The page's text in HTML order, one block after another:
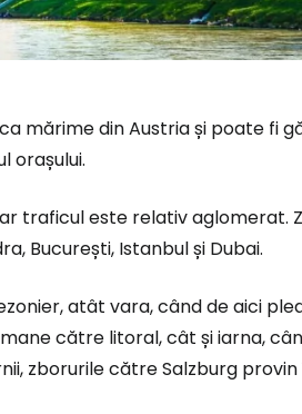
mărime din Austria și poate fi
orașului.
traficul este relativ aglomerat.
București, Istanbul și Dubai.
atât vara, când de aici
către litoral, cât și iarna,
zborurile către Salzburg
vă la
a călătorilor